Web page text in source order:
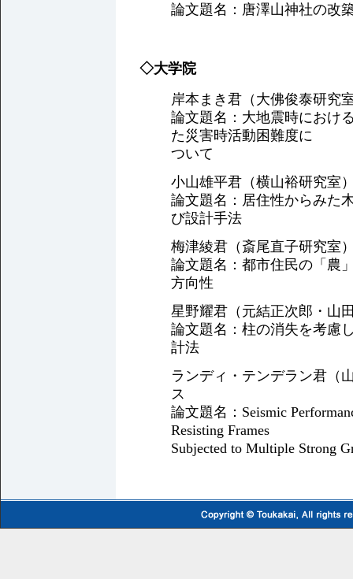
論文題名：唐澤山神社の改
◇大学院
岸本まき君（大佛俊泰研究
論文題名：大地震時におけ
た災害時活動困難度に
ついて
小山雄平君（横山裕研究室
論文題名：居住性からみた
び設計手法
梅津綾君（斎尾直子研究室
論文題名：都市住民の「農
方向性
星野耀君（元結正次郎・山
論文題名：柱の消失を考慮
計法
ランディ・テンデラン君（
ス
論文題名：Seismic
Resisting Frames
Subjected to Multiple Strong